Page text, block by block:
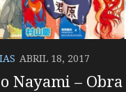
ABRIL 18, 2017
Nayami –